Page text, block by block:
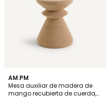
AM.PM
Mesa auxiliar de madera de
mango recubierta de cuerda,
4,7
/ 5